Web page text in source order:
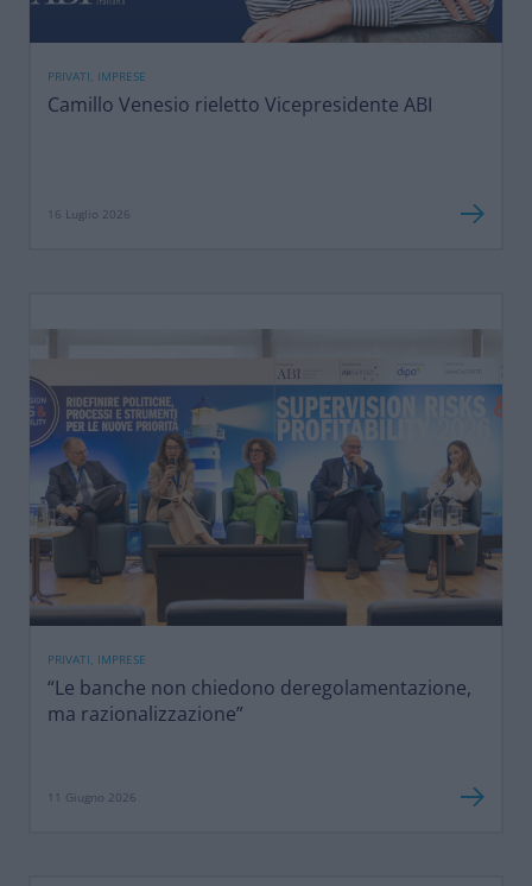
PRIVATI, IMPRESE
Camillo Venesio rieletto Vicepresidente ABI
16 Luglio 2026
PRIVATI, IMPRESE
“Le banche non chiedono deregolamentazione,
ma razionalizzazione”
11 Giugno 2026